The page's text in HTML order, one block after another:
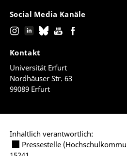
Social Media Kanäle
Kontakt
Universität Erfurt
Nordhäuser Str. 63
99089 Erfurt
Inhaltlich verantwortlich:
Pressestelle